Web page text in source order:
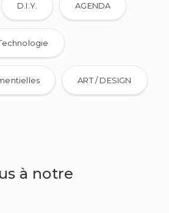
D.I.Y. AGENDA
ART / DESIGN
à notre